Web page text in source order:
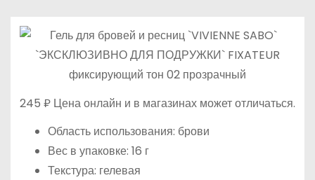
245 ₽ Цена онлайн и в магазинах может отличаться.
Область использования: брови
Вес в упаковке: 16 г
Текстура: гелевая